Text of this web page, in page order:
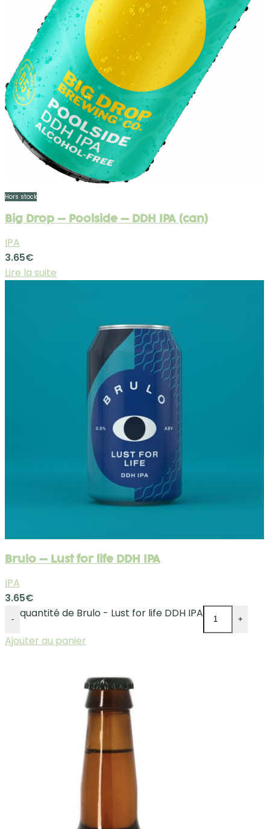
Hors stock
Big Drop – Poolside – DDH IPA (can)
IPA
3.65€
Lire la suite
Brulo – Lust for life DDH IPA
IPA
3.65€
- quantité de Brulo - Lust for life DDH IPA +
Ajouter au panier